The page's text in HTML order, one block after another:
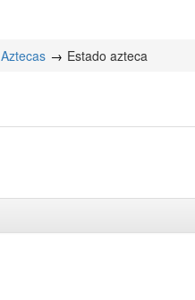
Aztecas Estado azteca